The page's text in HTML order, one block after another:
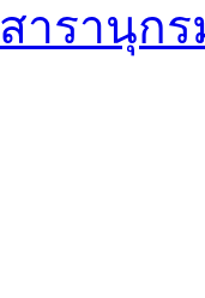
ารานุกร